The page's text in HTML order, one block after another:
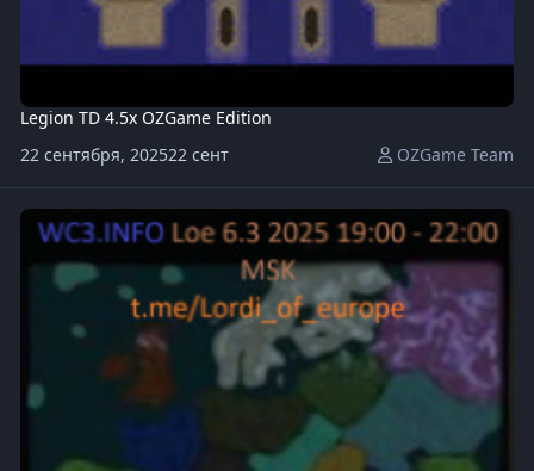
Legion TD 4.5x OZGame Edition
22 сентября, 202522 сент
OZGame Team